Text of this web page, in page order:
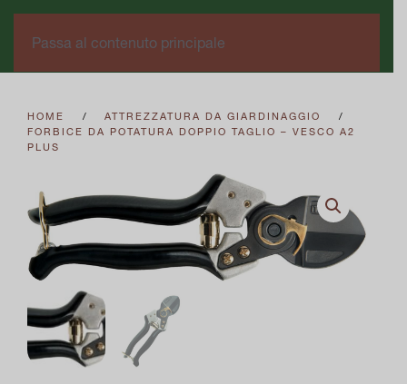
Passa al contenuto principale
HOME
ATTREZZATURA DA GIARDINAGGIO
FORBICE DA POTATURA DOPPIO TAGLIO – VESCO A2
PLUS